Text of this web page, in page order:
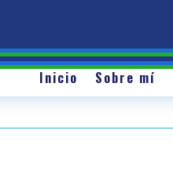
Inicio Sobre mí